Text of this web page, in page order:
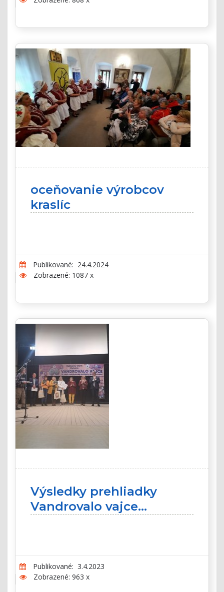
oceňovanie výrobcov
kraslíc
Publikované: 24.4.2024
Zobrazené: 1087 x
Výsledky prehliadky
Vandrovalo vajce...
Publikované: 3.4.2023
Zobrazené: 963 x